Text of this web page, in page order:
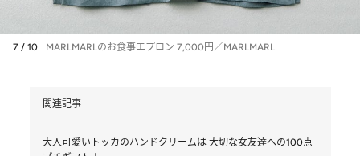
7 / 10 MARLMARLのお食事エプロン 7,000円／MARLMARL
関連記事
大人可愛いトッカのハンドクリームは 大切な女友達への100点